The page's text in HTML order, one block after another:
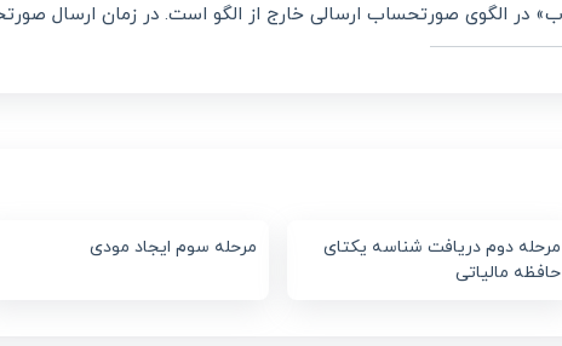
مرحله دوم دریافت شناسه یکتای
حافظه مالیاتی
مرحله سوم ایجاد مودی